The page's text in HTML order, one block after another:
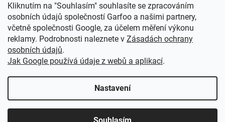
Kliknutím na "Souhlasím" souhlasíte se zpracováním
osobních údajů společností Garfoo a našimi partnery,
včetně společnosti Google, za účelem měření výkonu
reklamy. Podrobnosti naleznete v Zásadách ochrany
osobních údajů.
Jak Google používá údaje z webů a aplikací.
Nastavení